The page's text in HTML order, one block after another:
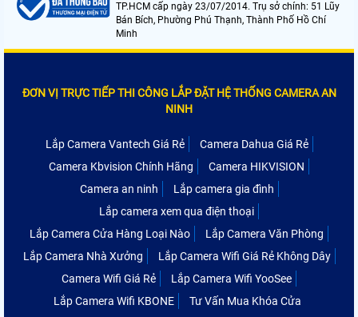
TP.HCM cấp ngày 23/07/2014. Trụ sở chính: 51 Lũy
Bán Bích, Phường Phú Thạnh, Thành Phố Hồ Chí
Minh
ĐƠN VỊ TRỰC TIẾP THI CÔNG LẮP ĐẶT HỆ THỐNG CAMERA AN
NINH
Lắp Camera Vantech Giá Rẻ
Camera Dahua Giá Rẻ
Camera Kbvision Chính Hãng
Camera HIKVISION
Camera an ninh
Lắp camera gia đình
Lắp camera xem qua điện thoại
Lắp Camera Cửa Hàng Loại Nào
Lắp Camera Văn Phòng
Lắp Camera Nhà Xưởng
Lắp Camera Wifi Giá Rẻ Không Dây
Camera Wifi Giá Rẻ
Lắp Camera Wifi YooSee
Lắp Camera Wifi KBONE
Tư Vấn Mua Khóa Cửa